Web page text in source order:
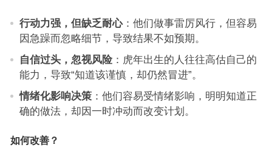
行动力强，但缺乏耐心：他们做事雷厉风行，但容易
因急躁而忽略细节，导致结果不如预期。
自信过头，忽视风险：虎年出生的人往往高估自己的
能力，导致“知道该谨慎，却仍然冒进”。
情绪化影响决策：他们容易受情绪影响，明明知道正
确的做法，却因一时冲动而改变计划。
如何改善？